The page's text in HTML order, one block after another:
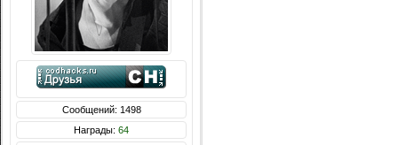
Сообщений: 1498
Награды: 64